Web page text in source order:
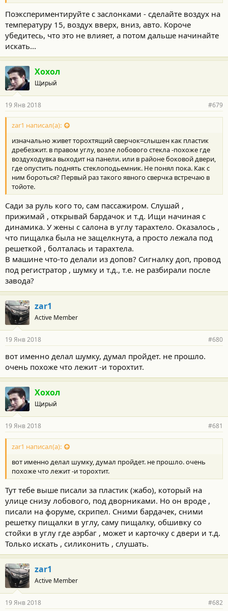
Поэкспериментируйте с заслонками - сделайте воздух на
температуру 15, воздух вверх, вниз, авто. Короче
убедитесь, что это не влияет, а потом дальше начинайте
искать...
Хохол
Щирый
19 Янв 2018 #679
zar1 написал(а):
изначально живет торохтящий сверчок=слышен как пластик
дребезжит. в правом углу, возле лобового стекла -похоже где
воздуходувка выходит на панели. или в районе боковой двери,
где опустить поднять стеклоподьемник. Не понял пока. Как с
ним бороться? Первый раз такого явного сверчка встречаю в
тойоте.
Сади за руль кого то, сам пассажиром. Слушай ,
прижимай , открывай бардачок и т.д. Ищи начиная с
динамика. У жены с салона в углу тарахтело. Оказалось ,
что пищалка была не защелкнута, а просто лежала под
решеткой , болталась и тарахтела.
В машине что-то делали из допов? Сигналку доп, провод
под регистратор , шумку и т.д., т.е. не разбирали после
завода?
zar1
Active Member
19 Янв 2018 #680
вот именно делал шумку, думал пройдет. не прошло.
очень похоже что лежит -и торохтит.
Хохол
Щирый
19 Янв 2018 #681
zar1 написал(а):
вот именно делал шумку, думал пройдет. не прошло. очень
похоже что лежит -и торохтит.
Тут тебе выше писали за пластик (жабо), который на
улице снизу лобового, под дворниками. Но он вроде ,
писали на форуме, скрипел. Сними бардачек, сними
решетку пищалки в углу, саму пищалку, обшивку со
стойки в углу где аэрбаг , может и карточку с двери и т.д.
Только искать , силиконить , слушать.
zar1
Active Member
19 Янв 2018 #682